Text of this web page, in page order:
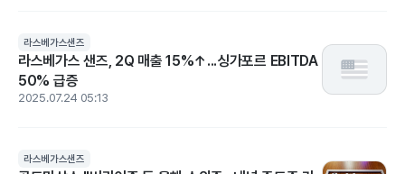
라스베가스샌즈
라스베가스 샌즈, 2Q 매출 15%↑...싱가포르 EBITDA
50% 급증
2025.07.24 05:13
라스베가스샌즈